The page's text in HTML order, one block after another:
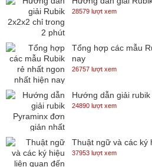
28579 lượt xem
Tổng hợp các mẫu
nay
26757 lượt xem
Hướng dẫn giải
24890 lượt xem
Thuật ngữ và các ký
37953 lượt xem